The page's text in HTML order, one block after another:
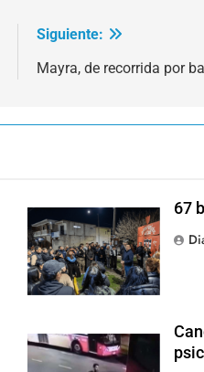
Siguiente:
Mayra, de recorrida por
67